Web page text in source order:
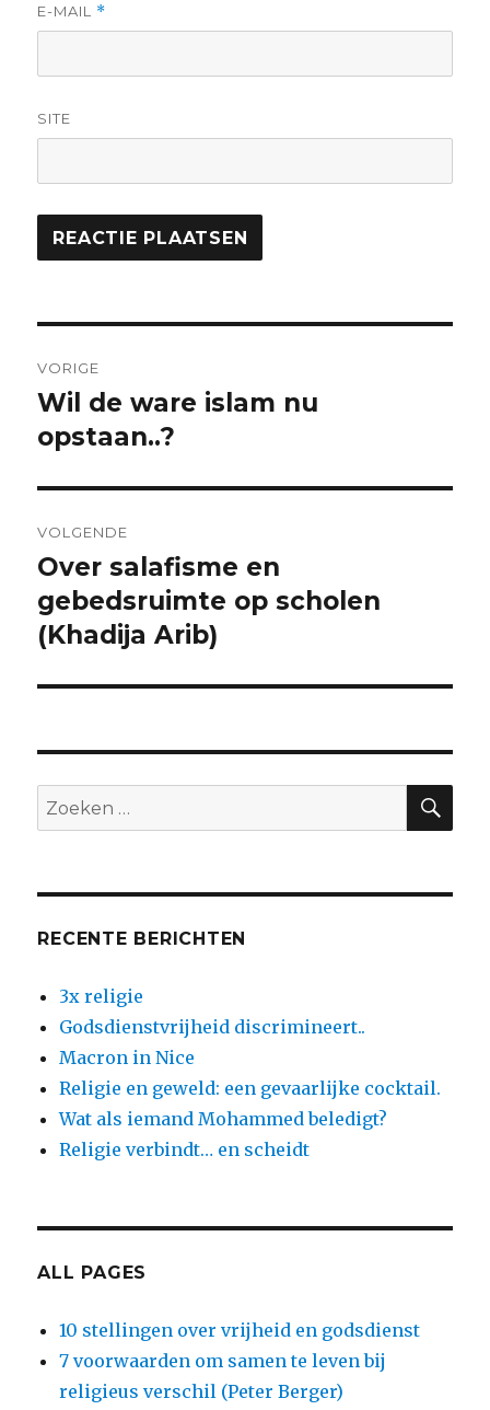
E-MAIL *
SITE
navigatie
VORIGE
Vorig
bericht:
Wil de ware islam nu
opstaan..?
VOLGENDE
Volgend
bericht:
Over salafisme en
gebedsruimte op scholen
(Khadija Arib)
Zoeken
naar:
RECENTE BERICHTEN
3x religie
Godsdienstvrijheid discrimineert..
Macron in Nice
Religie en geweld: een gevaarlijke cocktail.
Wat als iemand Mohammed beledigt?
Religie verbindt… en scheidt
ALL PAGES
10 stellingen over vrijheid en godsdienst
7 voorwaarden om samen te leven bij
religieus verschil (Peter Berger)